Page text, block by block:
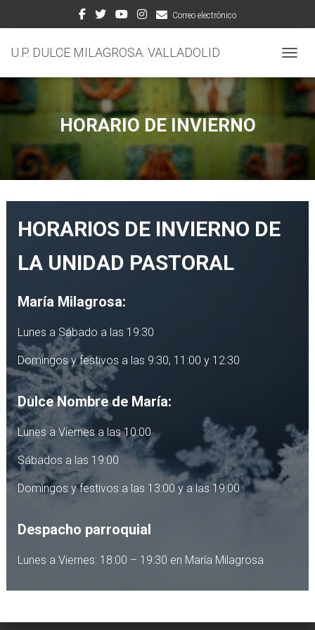
Correo electrónico
U.P. DULCE MILAGROSA. VALLADOLID
HORARIO DE INVIERNO
HORARIOS DE INVIERNO DE
LA UNIDAD PASTORAL
María Milagrosa:
Lunes a Sábado a las 19:30
Domingos y festivos a las 9:30, 11:00 y 12:30
Dulce Nombre de María:
Lunes a Viernes a las 10:00
Sábados a las 19:00
Domingos y festivos a las 13:00 y a las 19:00
Despacho parroquial
Lunes a Viernes: 18:00 – 19:30 en María Milagrosa